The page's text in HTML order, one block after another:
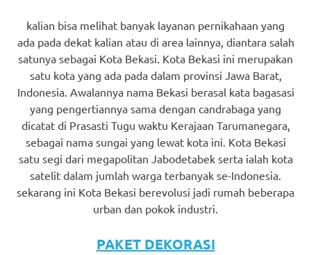
kalian bisa melihat banyak layanan pernikahaan yang
ada pada dekat kalian atau di area lainnya, diantara salah
satunya sebagai Kota Bekasi. Kota Bekasi ini merupakan
satu kota yang ada pada dalam provinsi Jawa Barat,
Indonesia. Awalannya nama Bekasi berasal kata bagasasi
yang pengertiannya sama dengan candrabaga yang
dicatat di Prasasti Tugu waktu Kerajaan Tarumanegara,
sebagai nama sungai yang lewat kota ini. Kota Bekasi
satu segi dari megapolitan Jabodetabek serta ialah kota
satelit dalam jumlah warga terbanyak se-Indonesia.
sekarang ini Kota Bekasi berevolusi jadi rumah beberapa
urban dan pokok industri.
PAKET DEKORASI